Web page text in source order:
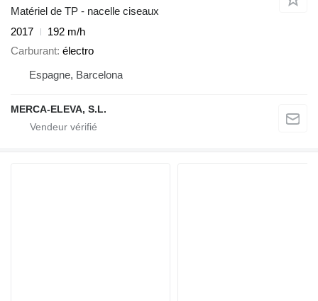
Matériel de TP - nacelle ciseaux
2017
192 m/h
Carburant électro
Espagne, Barcelona
MERCA-ELEVA, S.L.